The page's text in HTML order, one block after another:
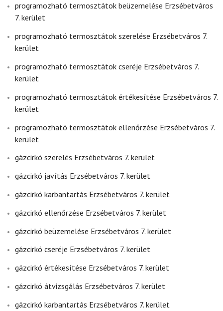
programozható termosztátok beüzemelése Erzsébetváros
7. kerület
programozható termosztátok szerelése Erzsébetváros 7.
kerület
programozható termosztátok cseréje Erzsébetváros 7.
kerület
programozható termosztátok értékesítése Erzsébetváros 7.
kerület
programozható termosztátok ellenőrzése Erzsébetváros 7.
kerület
gázcirkó szerelés Erzsébetváros 7. kerület
gázcirkó javítás Erzsébetváros 7. kerület
gázcirkó karbantartás Erzsébetváros 7. kerület
gázcirkó ellenőrzése Erzsébetváros 7. kerület
gázcirkó beüzemelése Erzsébetváros 7. kerület
gázcirkó cseréje Erzsébetváros 7. kerület
gázcirkó értékesítése Erzsébetváros 7. kerület
gázcirkó átvizsgálás Erzsébetváros 7. kerület
gázcirkó karbantartás Erzsébetváros 7. kerület